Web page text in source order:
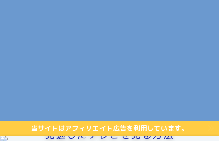
当サイトはアフィリエイト広告を利用しています。
見逃したテレビを見る方法